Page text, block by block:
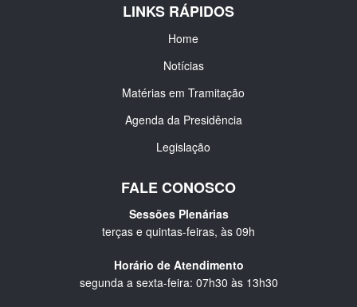
LINKS RÁPIDOS
Home
Notícias
Matérias em Tramitação
Agenda da Presidência
Legislação
FALE CONOSCO
Sessões Plenárias
terças e quintas-feiras, às 09h
Horário de Atendimento
segunda a sexta-feira: 07h30 às 13h30